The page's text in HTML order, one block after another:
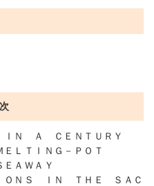
Ｎ Ａ ＣＥＮＴＵＲＹ
ＬＴＩＮＧ－ＰＯＴ
ＡＷＡＹ
ＯＮＳ ＩＮ ＴＨＥ ＳＡＣ